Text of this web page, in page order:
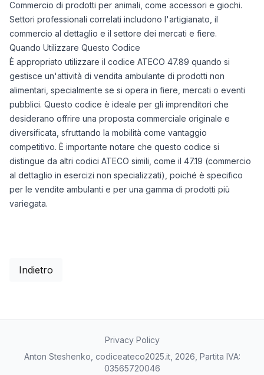
Commercio di prodotti per animali, come accessori e giochi.
Settori professionali correlati includono l'artigianato, il
commercio al dettaglio e il settore dei mercati e fiere.
Quando Utilizzare Questo Codice
È appropriato utilizzare il codice ATECO 47.89 quando si
gestisce un'attività di vendita ambulante di prodotti non
alimentari, specialmente se si opera in fiere, mercati o eventi
pubblici. Questo codice è ideale per gli imprenditori che
desiderano offrire una proposta commerciale originale e
diversificata, sfruttando la mobilità come vantaggio
competitivo. È importante notare che questo codice si
distingue da altri codici ATECO simili, come il 47.19 (commercio
al dettaglio in esercizi non specializzati), poiché è specifico
per le vendite ambulanti e per una gamma di prodotti più
variegata.
Indietro
Privacy Policy
Anton Steshenko, codiceateco2025.it, 2026, Partita IVA:
03565720046